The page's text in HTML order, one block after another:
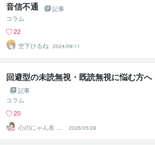
音信不通
記事
コラム
22
空下ひるね
2024/09/11
回避型の未読無視・既読無視に悩む方へ
記事
コラム
20
心のにゃん友 ゆ
かこ【うつ・復
縁相談】
2026/05/28